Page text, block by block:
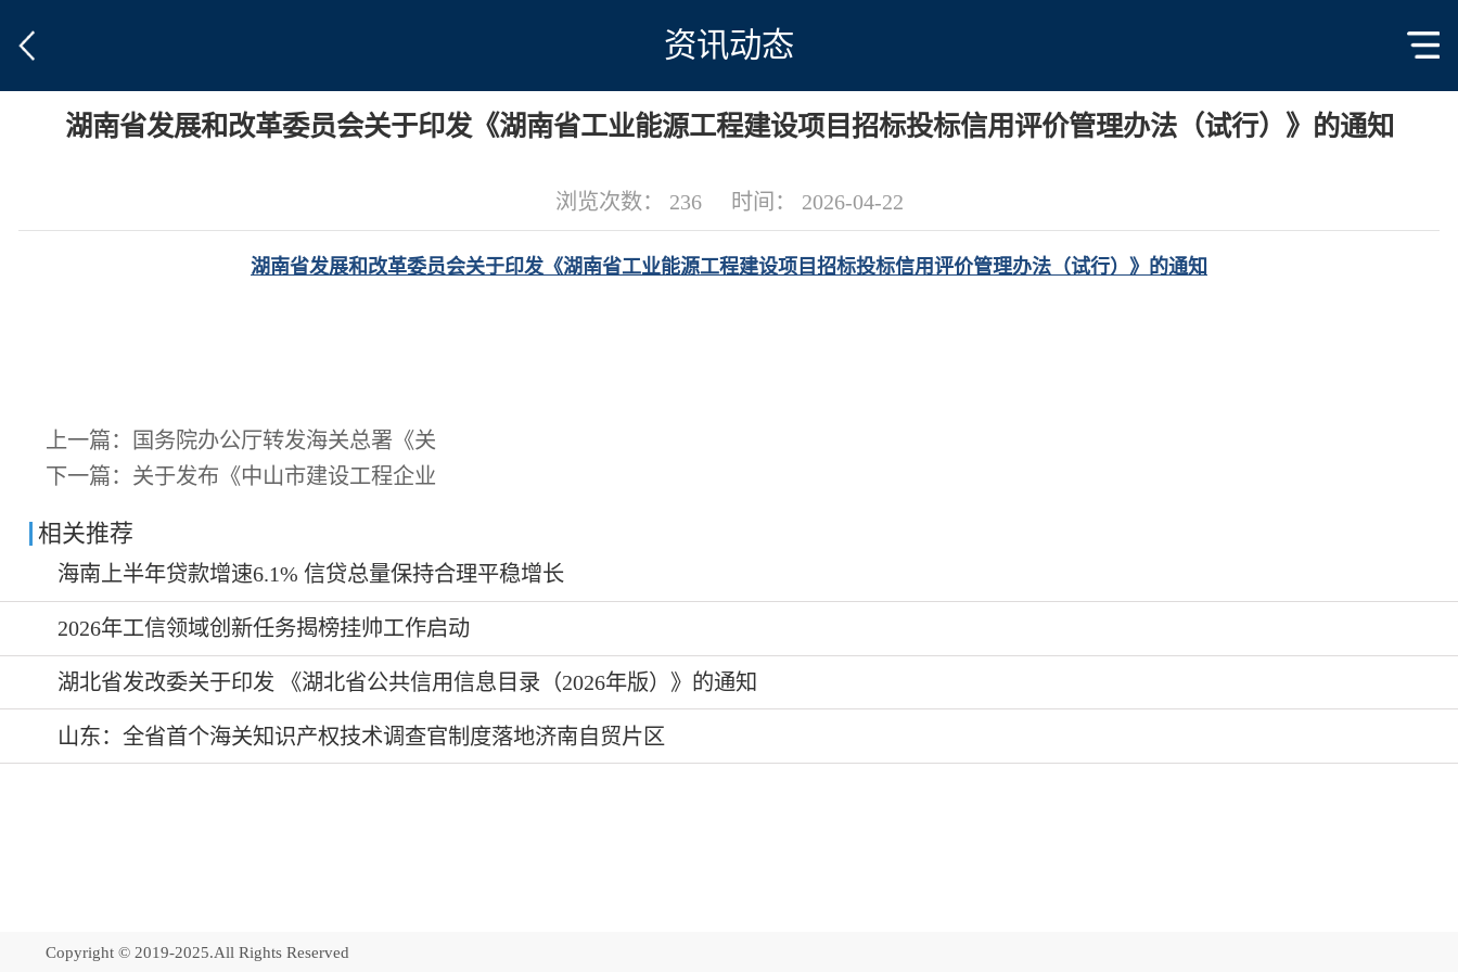
资讯动态
湖南省发展和改革委员会关于印发《湖南省工业能源工程建设项目招标投标信用评价管理办法（试行）》的通知
浏览次数： 236 时间： 2026-04-22
湖南省发展和改革委员会关于印发《湖南省工业能源工程建设项目招标投标信用评价管理办法（试行）》的通知
上一篇：
国务院办公厅转发海关总署《关
下一篇： 关于发布《中山市建设工程企业
相关推荐
海南上半年贷款增速6.1% 信贷总量保持合理平稳增长
2026年工信领域创新任务揭榜挂帅工作启动
湖北省发改委关于印发 《湖北省公共信用信息目录（2026年版）》的通知
山东：全省首个海关知识产权技术调查官制度落地济南自贸片区
Copyright © 2019-2025.All Rights Reserved